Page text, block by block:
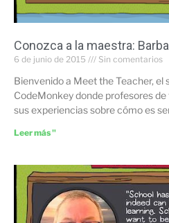
Conozca a la maestra:
6 de junio de 2015 Sin comentarios
Bienvenido a Meet the Teacher, el
CodeMonkey donde profesores
sus experiencias sobre cómo es
Leer más "